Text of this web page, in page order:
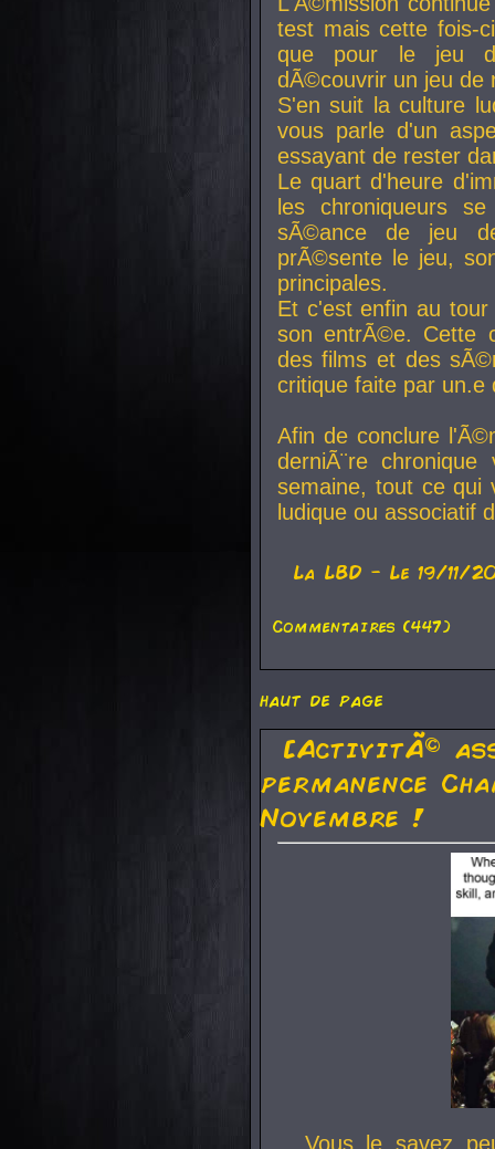
test mais cette fois-
que pour le jeu
dÃ©couvrir un jeu de
S'en suit la culture
vous parle d'un
essayant de rester
Le quart d'heure
les chroniqueurs
sÃ©ance de jeu
prÃ©sente le jeu,
principales.
Et c'est enfin au
son entrÃ©e. Cette
des films et des
critique faite par
Afin de conclure
derniÃ¨re
semaine, tout ce qui
ludique ou associatif
La LBD - Le 19/11/
Commentaires (447)
haut de page
[ActivitÃ©
permanence
Novembre !
Vous le savez